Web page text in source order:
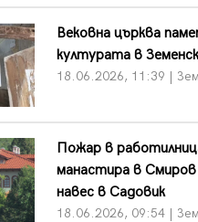
Вековна църква
културата в
18.06.2026, 11:39 |
Пожар в
манастира в Смиров
навес в Садовик
18.06.2026, 09:54 |